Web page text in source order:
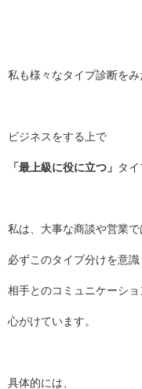
私も様々なタイプ診断をみ
ビジネスをする上で
「最上級に役に立つ」 タ
私は、大事な商談や営業で
必ずこのタイプ分けを意識
相手とのコミュニケーショ
心がけています。
具体的には、